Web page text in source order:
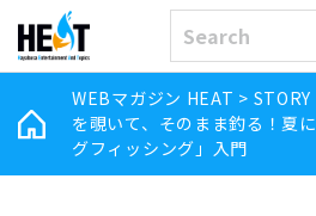
WEBマガジン HEAT > STORY
を覗いて、そのまま釣る！夏
グフィッシング」入門